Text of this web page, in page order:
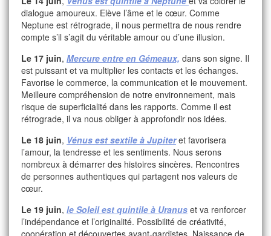
dialogue amoureux. Elève l’âme et le cœur. Comme
Neptune est rétrograde, il nous permettra de nous rendre
compte s’il s’agit du véritable amour ou d’une illusion.
Le 17 juin, Mercure entre en Gémeaux, dans son signe. Il
est puissant et va multiplier les contacts et les échanges.
Favorise le commerce, la communication et le mouvement.
Meilleure compréhension de notre environnement, mais
risque de superficialité dans les rapports. Comme il est
rétrograde, il va nous obliger à approfondir nos idées.
Le 18 juin, Vénus est sextile à Jupiteret favorisera
l’amour, la tendresse et les sentiments. Nous serons
nombreux à démarrer des histoires sincères. Rencontres
de personnes authentiques qui partagent nos valeurs de
cœur.
Le 19 juin, le Soleil est quintile à Uranus et va renforcer
l’indépendance et l’originalité. Possibilité de créativité,
coopération et découvertes avant-gardistes. Naissance de